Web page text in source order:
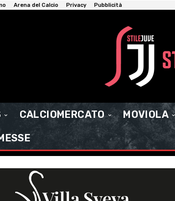
Arena del Calcio Privacy Pubblicità
CALCIOMERCATO MOVIOLA